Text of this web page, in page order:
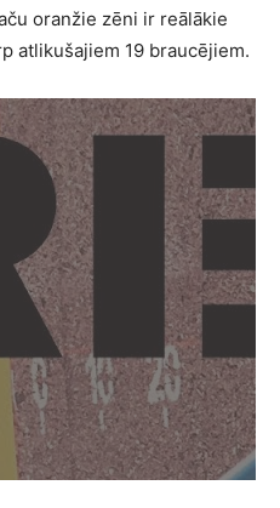
oranžie zēni ir reālākie
atlikušajiem 19 braucējiem.